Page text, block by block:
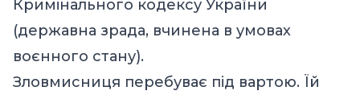
Кримінального кодексу України
(державна зрада, вчинена в умовах
воєнного стану).
Зловмисниця перебуває під вартою. Їй